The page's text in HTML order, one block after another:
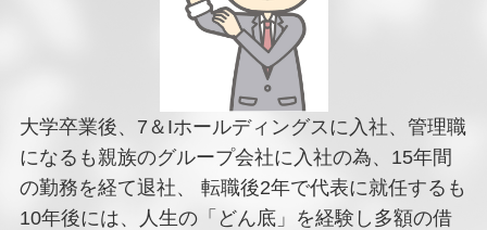
大学卒業後、7＆Iホールディングスに入社、管理職
になるも親族のグループ会社に入社の為、15年間
の勤務を経て退社、 転職後2年で代表に就任するも
10年後には、人生の「どん底」を経験し多額の借